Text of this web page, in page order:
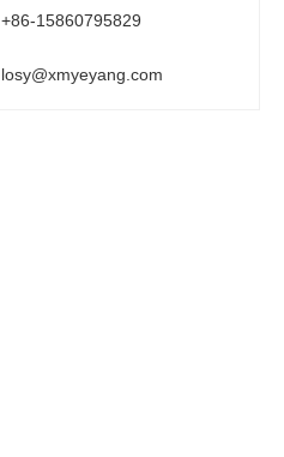
+86-15860795829
losy@xmyeyang.com